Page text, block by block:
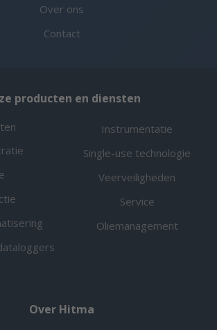
Over ons
Contact
producten en diensten
Instrumentatie
Single-use technologie
Veerveiligheden
Service
Oliemanagement
Over Hitma